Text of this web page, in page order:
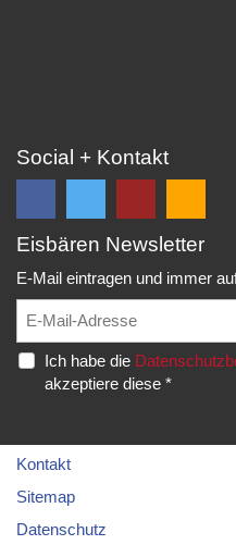
Social + Kontakt
Folge
auf
Facebook
und
erhalte
die
Folge
auf
Twitter
und
erhalte
die
EC
Eppelheim
Rudolf-
Diesel-
Str.
Eppelheim
Falls
unsere
etc.
Eisbären Newsletter
E-Mail eintragen und immer
Ich habe die
akzeptiere diese *
Kontakt
Sitemap
Datenschutz